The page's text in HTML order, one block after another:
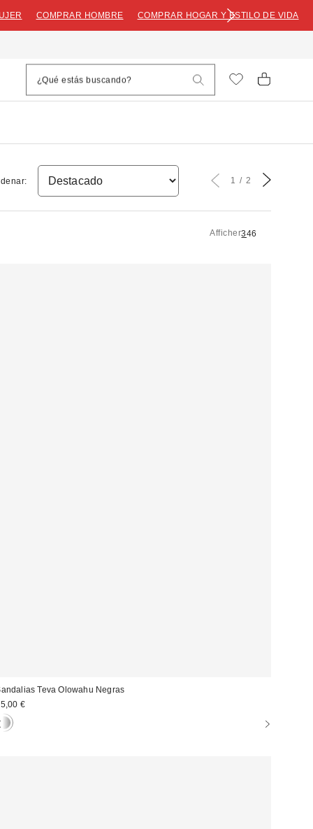
COMPRAR HOMBRE COMPRAR HOGAR Y ESTILO DE VIDA
Afficher346
1 2
Teva Olowahu Negras
€